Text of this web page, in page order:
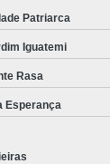
Distribuidor
Distribuidor
Distribuidor
de
Patriarca
Iguatemi
Rasa
Esperança